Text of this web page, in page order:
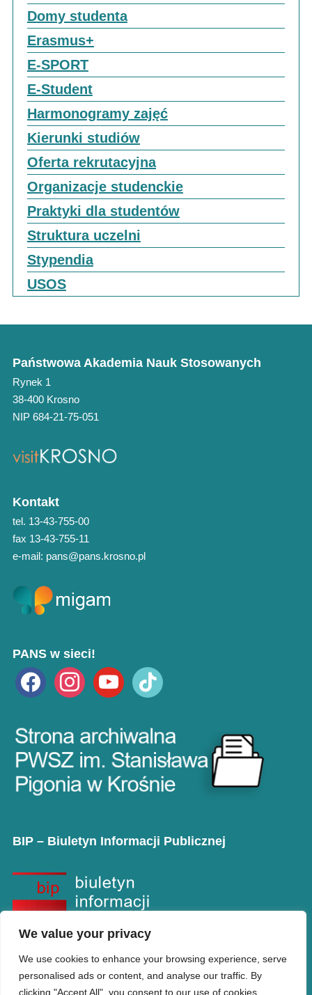
We value your privacy
We use cookies to enhance your browsing experience, serve
personalised ads or content, and analyse our traffic. By
clicking "Accept All", you consent to our use of cookies.
Domy studenta
Erasmus+
E-SPORT
E-Student
Harmonogramy zajęć
Kierunki studiów
Oferta rekrutacyjna
Organizacje studenckie
Praktyki dla studentów
Struktura uczelni
Stypendia
USOS
Państwowa Akademia Nauk Stosowanych
Rynek 1
38-400 Krosno
NIP 684-21-75-051
Kontakt
tel. 13-43-755-00
fax 13-43-755-11
e-mail: pans@pans.krosno.pl
PANS w sieci!
facebookinstagramyoutube tiktok
BIP – Biuletyn Informacji Publicznej